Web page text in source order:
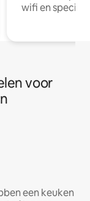
wifi en
voor
een keuken